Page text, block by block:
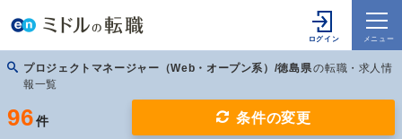
プロジェクトマネージャー（Web・オープン系）/徳島県の転職・求人情
報一覧
96 件 条件の変更